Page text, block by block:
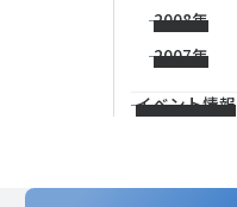
2008年
2007年
イベント情報